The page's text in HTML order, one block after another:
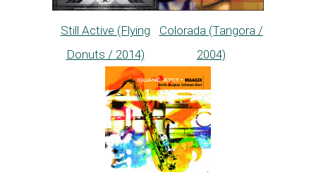
Still Active (Flying
Donuts / 2014)
Colorada (Tangora /
2004)